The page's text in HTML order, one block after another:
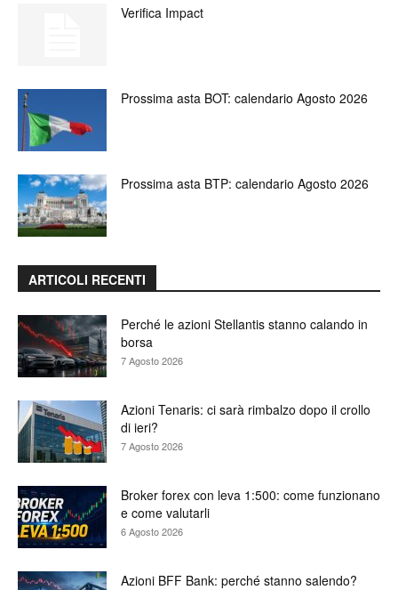
Verifica Impact
Prossima asta BOT: calendario Agosto 2026
Prossima asta BTP: calendario Agosto 2026
ARTICOLI RECENTI
Perché le azioni Stellantis stanno calando in
borsa
7 Agosto 2026
Azioni Tenaris: ci sarà rimbalzo dopo il crollo
di ieri?
7 Agosto 2026
Broker forex con leva 1:500: come funzionano
e come valutarli
6 Agosto 2026
Azioni BFF Bank: perché stanno salendo?